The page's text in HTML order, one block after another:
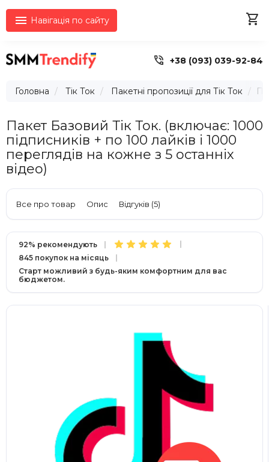
 Навігація по сайту 
 +38 (093) 039-92-84
Головна Тік Ток Пакетні пропозиції для Тік Ток
Пакет Базовий Тік Ток. (включає: 1000
підписників + по 100 лайків і 1000
переглядів на кожне з 5 останніх
відео)
Все про товар Опис Відгуків (5)
92% рекомендують
845 покупок на місяць
Старт можливий з будь-яким комфортним для вас
бюджетом.